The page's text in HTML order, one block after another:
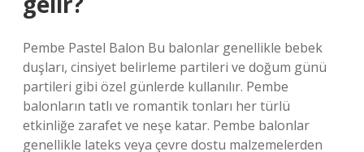
Pembe Pastel Balon Bu balonlar genellikle bebek
duşları, cinsiyet belirleme partileri ve doğum günü
partileri gibi özel günlerde kullanılır. Pembe
balonların tatlı ve romantik tonları her türlü
etkinliğe zarafet ve neşe katar. Pembe balonlar
genellikle lateks veya çevre dostu malzemelerden